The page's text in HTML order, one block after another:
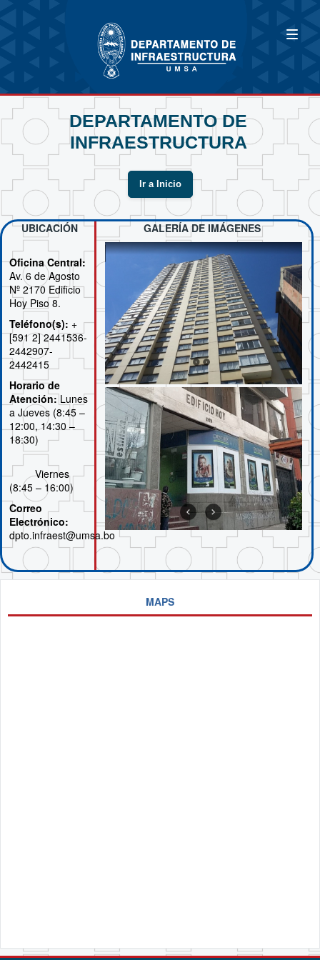
DEPARTAMENTO DE
INFRAESTRUCTURA
Ir a Inicio
UBICACIÓN
Oficina Central:
Av. 6 de Agosto
Nº 2170 Edificio
Hoy Piso 8.
Teléfono(s): +
[591 2] 2441536-
2442907-
2442415
Horario de
Atención:Lunes
a Jueves (8:45 –
12:00, 14:30 –
18:30)
Viernes
(8:45 – 16:00)
Correo
Electrónico:
dpto.infraest@umsa.bo
GALERÍA DE IMÁGENES
MAPS